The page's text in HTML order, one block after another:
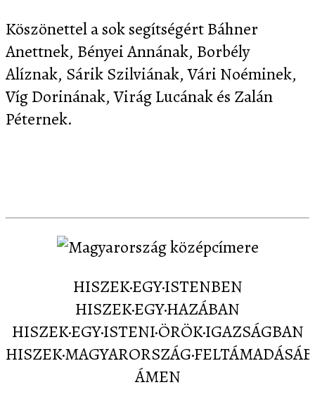
Köszönettel a sok segítségért Báhner
Anettnek, Bényei Annának, Borbély
Alíznak, Sárik Szilviának, Vári Noéminek,
Víg Dorinának, Virág Lucának és Zalán
Péternek.
HISZEK·EGY·ISTENBEN
HISZEK·EGY·HAZÁBAN
HISZEK·EGY·ISTENI·ÖRÖK·IGAZSÁGBAN
ÁMEN